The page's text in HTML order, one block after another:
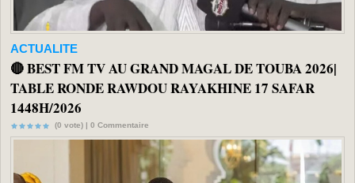
ACTUALITE
🔴 BEST FM TV AU GRAND MAGAL DE TOUBA 2026|
TABLE RONDE RAWDOU RAYAKHINE 17 SAFAR
1448H/2026
(0 vote) | 0 Commentaire